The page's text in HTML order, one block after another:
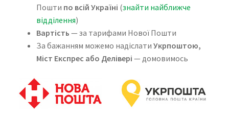
Пошти по всій Україні (знайти найближче
відділення)
Вартість — за тарифами Нової Пошти
За бажанням можемо надіслати Укрпоштою,
Міст Експрес або Делівері — домовимось